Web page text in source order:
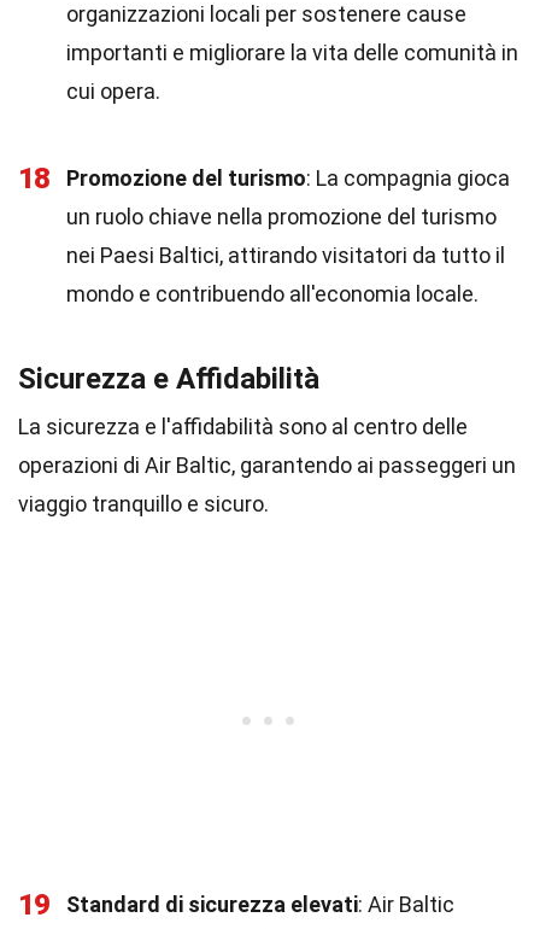
organizzazioni locali per sostenere cause
importanti e migliorare la vita delle comunità in
cui opera.
18 Promozione del turismo: La compagnia gioca
un ruolo chiave nella promozione del turismo
nei Paesi Baltici, attirando visitatori da tutto il
mondo e contribuendo all'economia locale.
Sicurezza e Affidabilità
La sicurezza e l'affidabilità sono al centro delle
operazioni di Air Baltic, garantendo ai passeggeri un
viaggio tranquillo e sicuro.
19 Standard di sicurezza elevati: Air Baltic